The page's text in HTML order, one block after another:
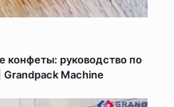
конфеты: руководство по
Grandpack Machine